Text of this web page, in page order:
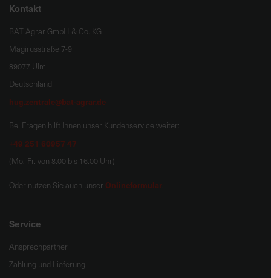
Kontakt
BAT Agrar GmbH & Co. KG
Magirusstraße 7-9
89077 Ulm
Deutschland
hug.zentrale@bat-agrar.de
Bei Fragen hilft Ihnen unser Kundenservice weiter:
+49 251 60957 47
(Mo.-Fr. von 8.00 bis 16.00 Uhr)
Oder nutzen Sie auch unser Onlineformular.
Service
Ansprechpartner
Zahlung und Lieferung